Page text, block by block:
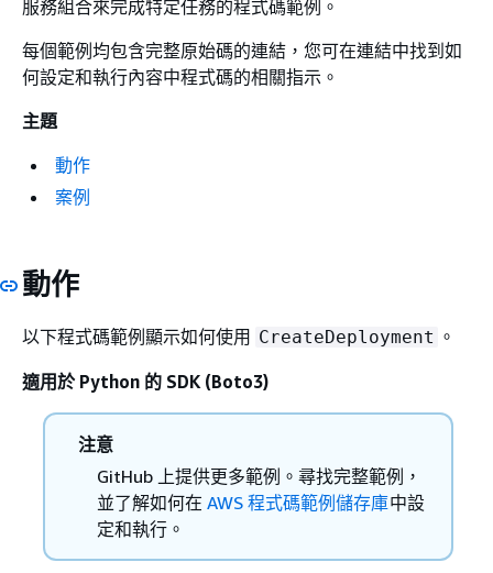
服務組合來完成特定任務的程式碼範例。
每個範例均包含完整原始碼的連結，您可在連結中找到如
何設定和執行內容中程式碼的相關指示。
主題
動作
案例
動作
以下程式碼範例顯示如何使用 CreateDeployment 。
適用於 Python 的 SDK (Boto3)
注意
GitHub 上提供更多範例。尋找完整範例，
並了解如何在 AWS 程式碼範例儲存庫中設
定和執行。